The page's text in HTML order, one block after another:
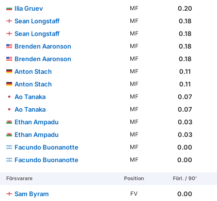
Ilia Gruev
MF
0.20
Sean Longstaff
MF
0.18
Sean Longstaff
MF
0.18
Brenden Aaronson
MF
0.18
Brenden Aaronson
MF
0.18
Anton Stach
MF
0.11
Anton Stach
MF
0.11
Ao Tanaka
MF
0.07
Ao Tanaka
MF
0.07
Ethan Ampadu
MF
0.03
Ethan Ampadu
MF
0.03
Facundo Buonanotte
MF
0.00
Facundo Buonanotte
MF 0.00
Försvarare Position Förl. / 90'
Sam Byram FV 0.00